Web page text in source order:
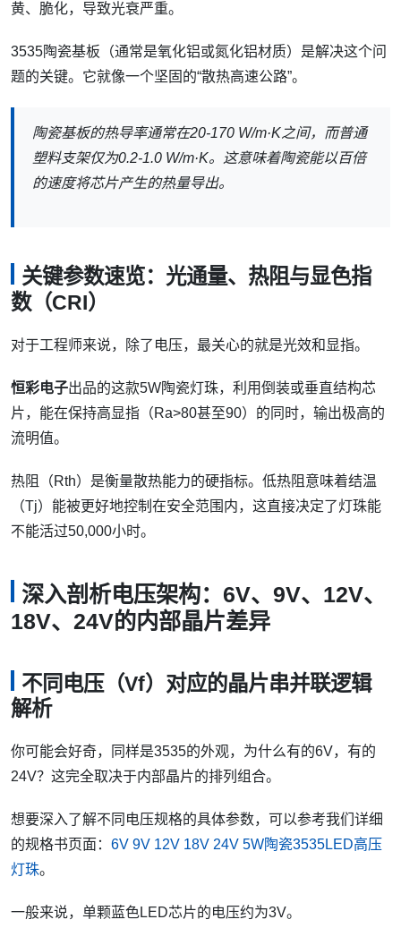
黄、脆化，导致光衰严重。
3535陶瓷基板（通常是氧化铝或氮化铝材质）是解决这个问
题的关键。它就像一个坚固的“散热高速公路”。
陶瓷基板的热导率通常在20-170 W/m·K之间，而普通
塑料支架仅为0.2-1.0 W/m·K。这意味着陶瓷能以百倍
的速度将芯片产生的热量导出。
关键参数速览：光通量、热阻与显色指
数（CRI）
对于工程师来说，除了电压，最关心的就是光效和显指。
恒彩电子出品的这款5W陶瓷灯珠，利用倒装或垂直结构芯
片，能在保持高显指（Ra>80甚至90）的同时，输出极高的
流明值。
热阻（Rth）是衡量散热能力的硬指标。低热阻意味着结温
（Tj）能被更好地控制在安全范围内，这直接决定了灯珠能
不能活过50,000小时。
深入剖析电压架构：6V、9V、12V、
18V、24V的内部晶片差异
不同电压（Vf）对应的晶片串并联逻辑
解析
你可能会好奇，同样是3535的外观，为什么有的6V，有的
24V？这完全取决于内部晶片的排列组合。
想要深入了解不同电压规格的具体参数，可以参考我们详细
的规格书页面： 6V 9V 12V 18V 24V 5W陶瓷3535LED高压
灯珠。
一般来说，单颗蓝色LED芯片的电压约为3V。